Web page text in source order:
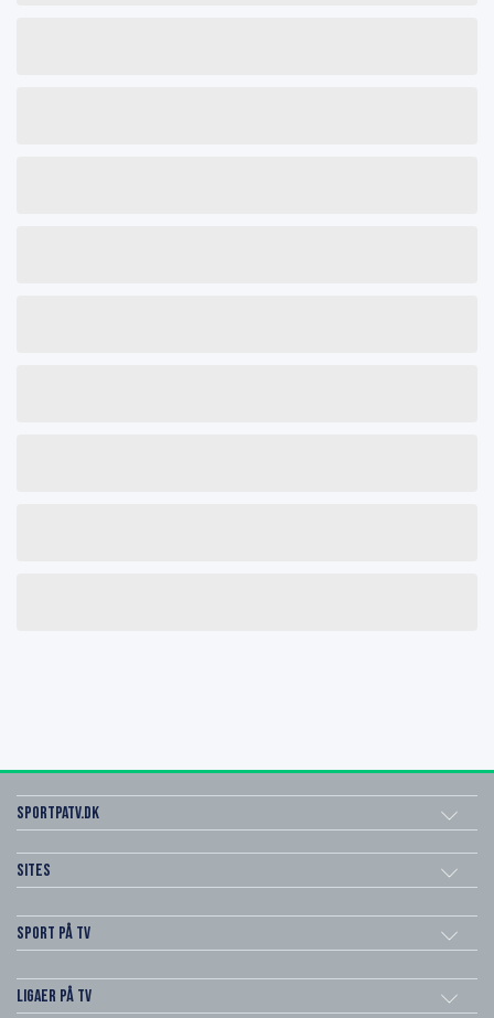
SportPaTV.dk
Sites
Sport på TV
Ligaer på TV